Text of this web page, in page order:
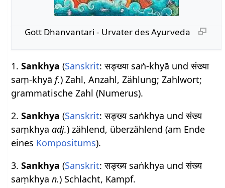
Gott Dhanvantari - Urvater des Ayurveda
1.Sankhya (Sanskrit: सङ्ख्या saṅ-khyā und संख्या
saṃ-khyāf.) Zahl, Anzahl, Zählung; Zahlwort;
grammatische Zahl (Numerus).
2.Sankhya (Sanskrit: सङ्ख्य saṅkhya und संख्य
saṃkhyaadj.) zählend, überzählend (am Ende
eines Kompositums).
3.Sankhya (Sanskrit: सङ्ख्य saṅkhya und संख्य
saṃkhyan.) Schlacht, Kampf.